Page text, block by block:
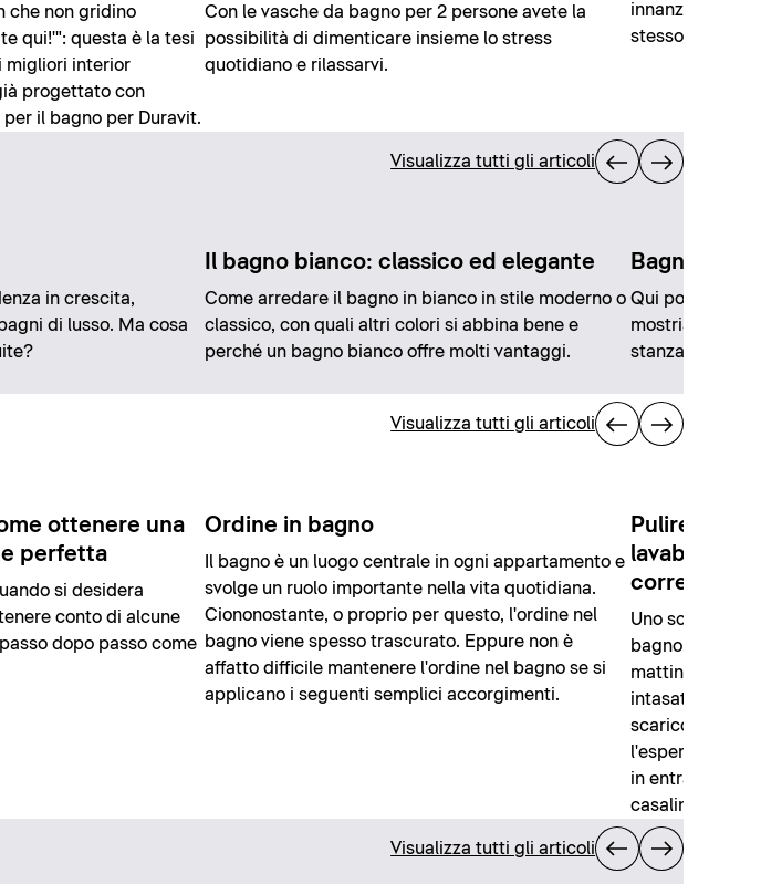
che non gridino
qui!'": questa è la tesi
migliori interior
progettato con
il bagno per Duravit.
Con le vasche da bagno per 2 persone avete la
possibilità di dimenticare insieme lo stress
quotidiano e rilassarvi.
innanzitutto
stesso.
Visualizza tutti gli articoli
in crescita,
di lusso. Ma cosa
Il bagno bianco: classico ed elegante
Come arredare il bagno in bianco in stile moderno o
classico, con quali altri colori si abbina bene e
perché un bagno bianco offre molti vantaggi.
Bagno di
Qui potete
mostriamo
stanza
Visualizza tutti gli articoli
ottenere una
perfetta
si desidera
conto di alcune
dopo passo come
Ordine in bagno
Il bagno è un luogo centrale in ogni appartamento e
svolge un ruolo importante nella vita quotidiana.
Ciononostante, o proprio per questo, l'ordine nel
bagno viene spesso trascurato. Eppure non è
affatto difficile mantenere l'ordine nel bagno se si
applicano i seguenti semplici accorgimenti.
Pulire lo
lavabo
Uno scarico
bagno. Infatti,
mattino o che
intasati sono in
scarico non è
l'esperienza
in entrambi i
casalinghi
Visualizza tutti gli articoli